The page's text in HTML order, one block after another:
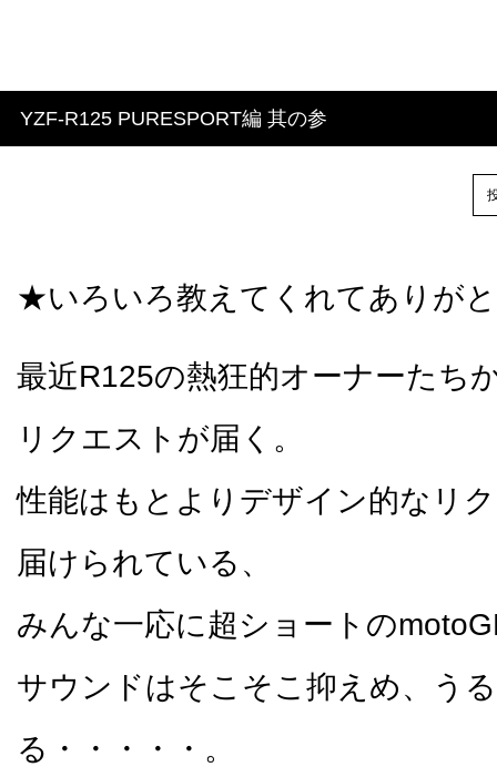
YZF-R125 PURESPORT編 其の参
★いろいろ教えてくれてありが
最近R125の熱狂的オーナーたち
リクエストが届く。
性能はもとよりデザイン的なリ
届けられている、
みんな一応に超ショートの
サウンドはそこそこ抑えめ、う
る・・・・・。